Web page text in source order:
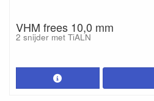
VHM frees 10,0 mm
2 snijder met TiALN